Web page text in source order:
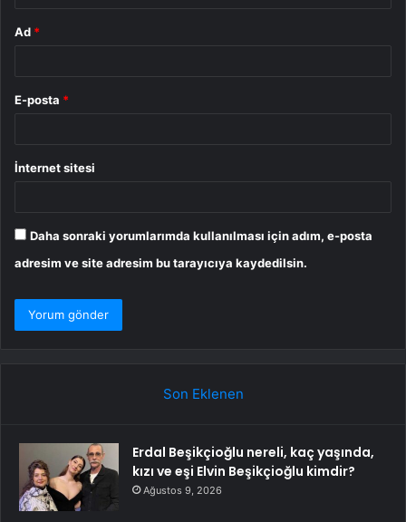
Ad *
E-posta *
İnternet sitesi
Daha sonraki yorumlarımda kullanılması için adım, e-posta
adresim ve site adresim bu tarayıcıya kaydedilsin.
Son Eklenen
Erdal Beşikçioğlu nereli, kaç yaşında,
kızı ve eşi Elvin Beşikçioğlu kimdir?
Ağustos 9, 2026